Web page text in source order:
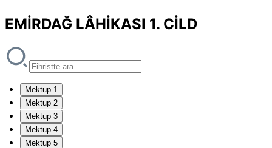
EMİRDAĞ LÂHİKASI 1. CİLD
Mektup 1
Mektup 2
Mektup 3
Mektup 4
Mektup 5